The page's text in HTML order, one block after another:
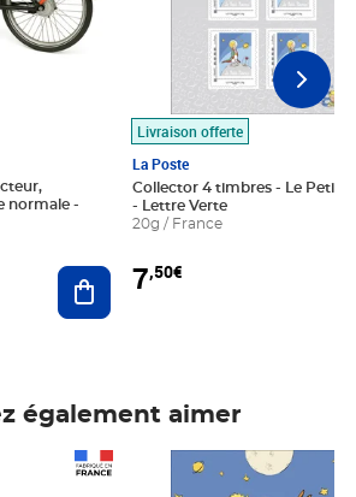
Ajouter au panier
Livraison offerte
La Poste
Collector 4 timbres - Le Petit
- Lettre Verte
20g / France
7,50€
également aimer
Prix 7,50€